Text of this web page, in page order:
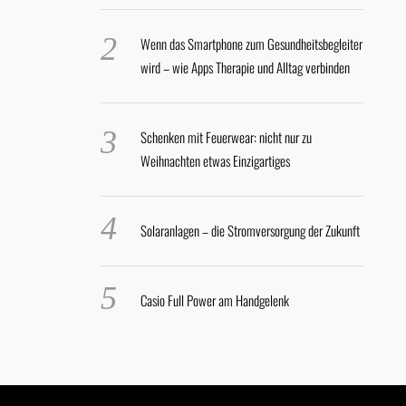
Wenn das Smartphone zum Gesundheitsbegleiter
wird – wie Apps Therapie und Alltag verbinden
Schenken mit Feuerwear: nicht nur zu
Weihnachten etwas Einzigartiges
Solaranlagen – die Stromversorgung der Zukunft
Casio Full Power am Handgelenk